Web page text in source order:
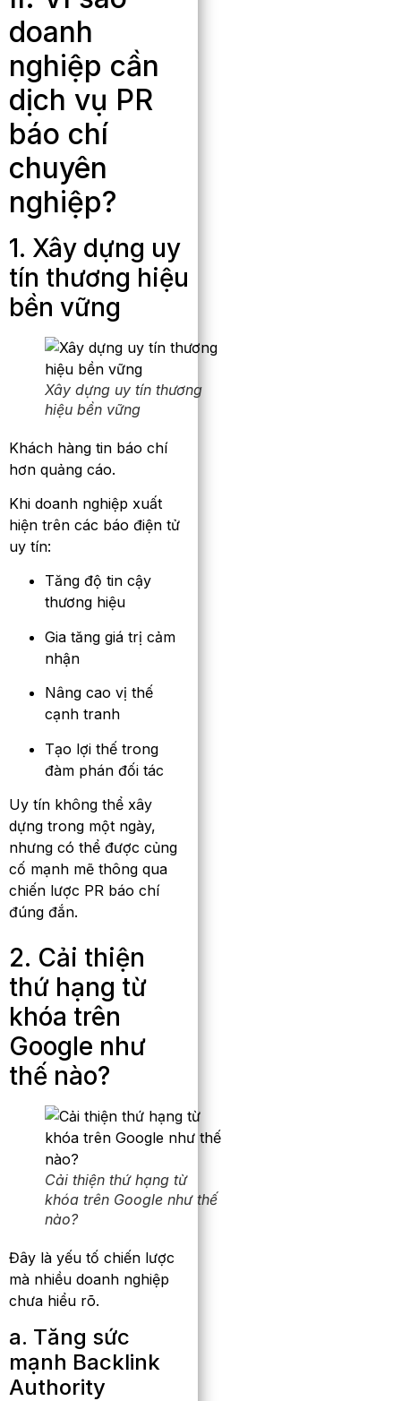
doanh
nghiệp cần
dịch vụ PR
báo chí
chuyên
nghiệp?
1. Xây dựng uy
tín thương hiệu
bền vững
Xây dựng uy tín thương
hiệu bền vững
Khách hàng tin báo chí
hơn quảng cáo.
Khi doanh nghiệp xuất
hiện trên các báo điện tử
uy tín:
Tăng độ tin cậy
thương hiệu
Gia tăng giá trị cảm
nhận
Nâng cao vị thế
cạnh tranh
Tạo lợi thế trong
đàm phán đối tác
Uy tín không thể xây
dựng trong một ngày,
nhưng có thể được củng
cố mạnh mẽ thông qua
chiến lược PR báo chí
đúng đắn.
2. Cải thiện
thứ hạng từ
khóa trên
Google như
thế nào?
Cải thiện thứ hạng từ
khóa trên Google như thế
nào?
Đây là yếu tố chiến lược
mà nhiều doanh nghiệp
chưa hiểu rõ.
a. Tăng sức
mạnh Backlink
Authority